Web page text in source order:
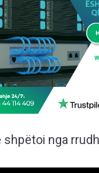
nga